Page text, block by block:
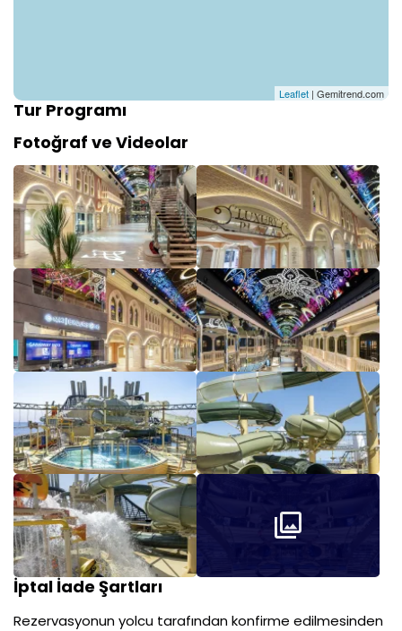
Leaflet | Gemitrend.com
Tur Programı
Fotoğraf ve Videolar
İptal İade Şartları
Rezervasyonun yolcu tarafından konfirme edilmesinden